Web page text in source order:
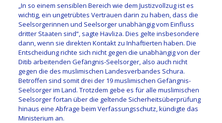
„In so einem sensiblen Bereich wie dem Justizvollzug ist es
wichtig, ein ungetrübtes Vertrauen darin zu haben, dass die
Seelsorgerinnen und Seelsorger unabhängig vom Einfluss
dritter Staaten sind“, sagte Havliza. Dies gelte insbesondere
dann, wenn sie direkten Kontakt zu Inhaftierten haben. Die
Entscheidung richte sich nicht gegen die unabhängig von der
Ditib arbeitenden Gefängnis-Seelsorger, also auch nicht
gegen die des muslimischen Landesverbandes Schura.
Betroffen sind somit drei der 19 muslimischen Gefängnis-
Seelsorger im Land. Trotzdem gebe es für alle muslimischen
Seelsorger fortan über die geltende Sicherheitsüberprüfung
hinaus eine Abfrage beim Verfassungsschutz, kündigte das
Ministerium an.